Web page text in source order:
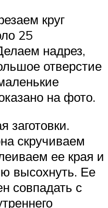
круг
25
надрез,
отверстие
на фото.
заготовки.
скручиваем
ее края и
высохнуть. Ее
совпадать с